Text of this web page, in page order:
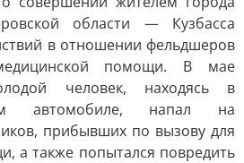
области — Кузбасса
в отношении фельдшеров
помощи. В мае
человек, находясь в
автомобиле, напал на
прибывших по вызову для
а также попытался повредить